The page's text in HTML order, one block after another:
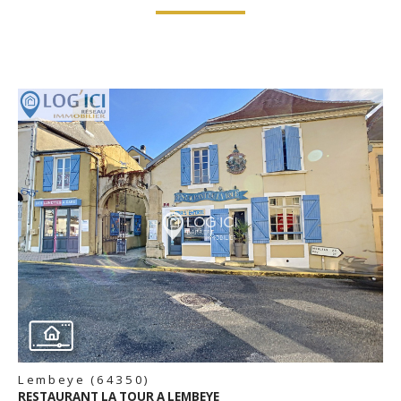
voir le
bien
Lembeye (64350)
RESTAURANT LA TOUR A LEMBEYE